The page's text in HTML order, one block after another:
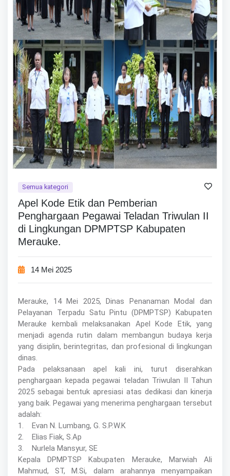
Semua kategori
Apel Kode Etik dan Pemberian
Penghargaan Pegawai Teladan Triwulan II
di Lingkungan DPMPTSP Kabupaten
Merauke.
14 Mei 2025
Merauke, 14 Mei 2025, Dinas Penanaman Modal dan
Pelayanan Terpadu Satu Pintu (DPMPTSP) Kabupaten
Merauke kembali melaksanakan Apel Kode Etik, yang
menjadi agenda rutin dalam membangun budaya kerja
yang disiplin, berintegritas, dan profesional di lingkungan
dinas.
Pada pelaksanaan apel kali ini, turut diserahkan
penghargaan kepada pegawai teladan Triwulan II Tahun
2025 sebagai bentuk apresiasi atas dedikasi dan kinerja
yang baik. Pegawai yang menerima penghargaan tersebut
adalah:
1. Evan N. Lumbang, G. S.P.W.K
2. Elias Fiak, S.Ap
3. Nurlela Mansyur, SE
Kepala DPMPTSP Kabupaten Merauke, Marwiah Ali
Mahmud, ST, M.Si, dalam arahannya menyampaikan